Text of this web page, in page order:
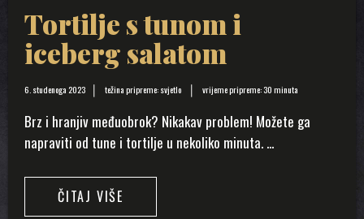
Tortilje s tunom i
iceberg salatom
6. studenoga 2023 težina pripreme: svjetlo vrijeme pripreme: 30 minuta
Brz i hranjiv međuobrok? Nikakav problem! Možete ga
napraviti od tune i tortilje u nekoliko minuta. ...
ČITAJ VIŠE